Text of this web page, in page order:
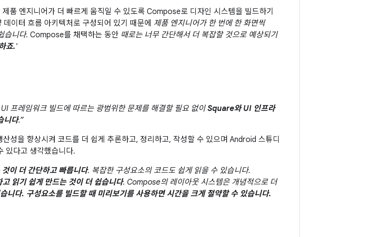
품 엔지니어가 더 빠르게 움직일 수 있도록 Compose로 디자인 시스템을 빌드하기
이터 흐름 아키텍처로 구성되어 있기 때문에 제품 엔지니어가 한 번에 한 화면씩
습니다. Compose를 채택하는 동안 때로는 너무 간단해서 더 복잡할 것으로 예상되기
죠.'
프레임워크 빌드에 따르는 광범위한 문제를 해결할 필요 없이Square와 UI 인프라
니다.”
성을 향상시켜 코드를 더 쉽게 추론하고, 정리하고, 작성할 수 있으며 Android 스튜디
있다고 생각했습니다.
이 더 간단하고 빠릅니다. 복잡한 구성요소의 코드도 쉽게 읽을 수 있습니다.
읽기 쉽게 만드는 것이 더 쉽습니다. Compose의 레이아웃 시스템은 개념적으로 더
니다. 구성요소를 빌드할 때 미리보기를 사용하면 시간을 크게 절약할 수 있습니다.